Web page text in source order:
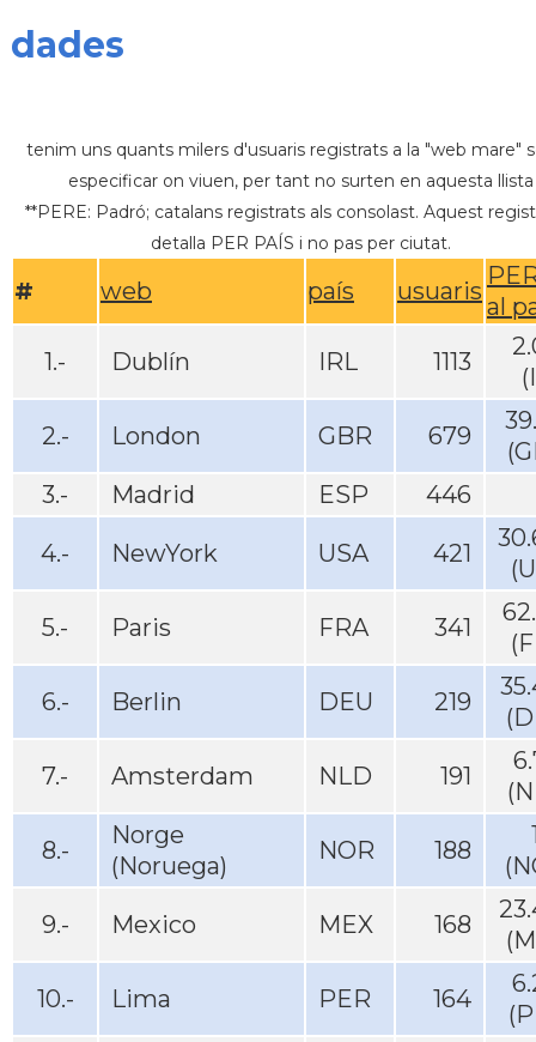
dades
tenim uns quants milers d'usuaris registrats a la "web mare"
especificar on viuen, per tant no surten en aquesta llista
**PERE: Padró; catalans registrats als consolast. Aquest
detalla PER PAÍS i no pas per ciutat.
# web país usuaris
al
1.-
Dublín IRL 1113
2.- London GBR 679
3.-
Madrid ESP 446
4.- NewYork USA 421
5.- Paris FRA 341
6.- Berlin DEU 219
7.- Amsterdam NLD 191
8.-
Norge
(Noruega)
NOR 188
9.- Mexico MEX 168
10.- Lima PER 164